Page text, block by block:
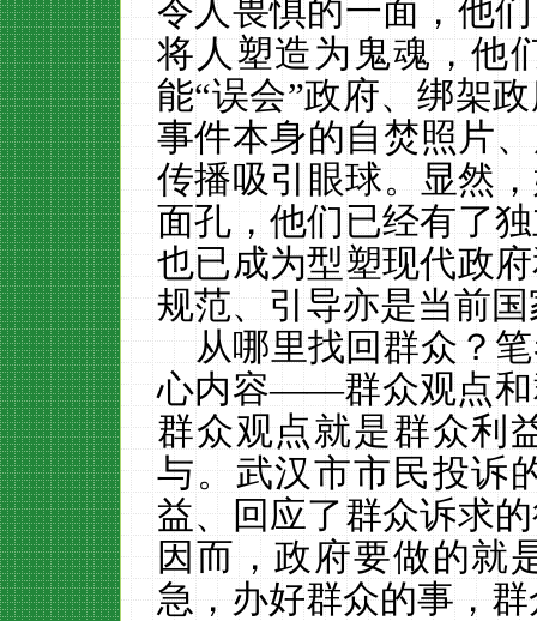
令人畏惧的一面，他
将人塑造为鬼魂，他
能“误会”政府、绑架
事件本身的自焚照片
传播吸引眼球。显然
面孔，他们已经有了
也已成为型塑现代政
规范、引导亦是当前
从哪里找回群众？
心内容——群众观点
群众观点就是群众利
与。武汉市市民投诉
益、回应了群众诉求
因而，政府要做的就
急，办好群众的事，